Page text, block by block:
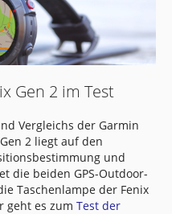
Gen 2 im Test
Vergleichs der Garmin
2 liegt auf den
und
die beiden GPS-Outdoor-
Taschenlampe der Fenix
geht es zum Test der